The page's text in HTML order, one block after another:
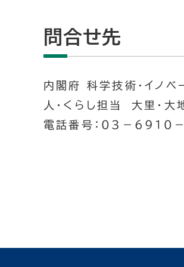
問合せ先
内閣府 科学技術・イノベ
人・くらし担当 大里・大
電話番号：０３－６９１０